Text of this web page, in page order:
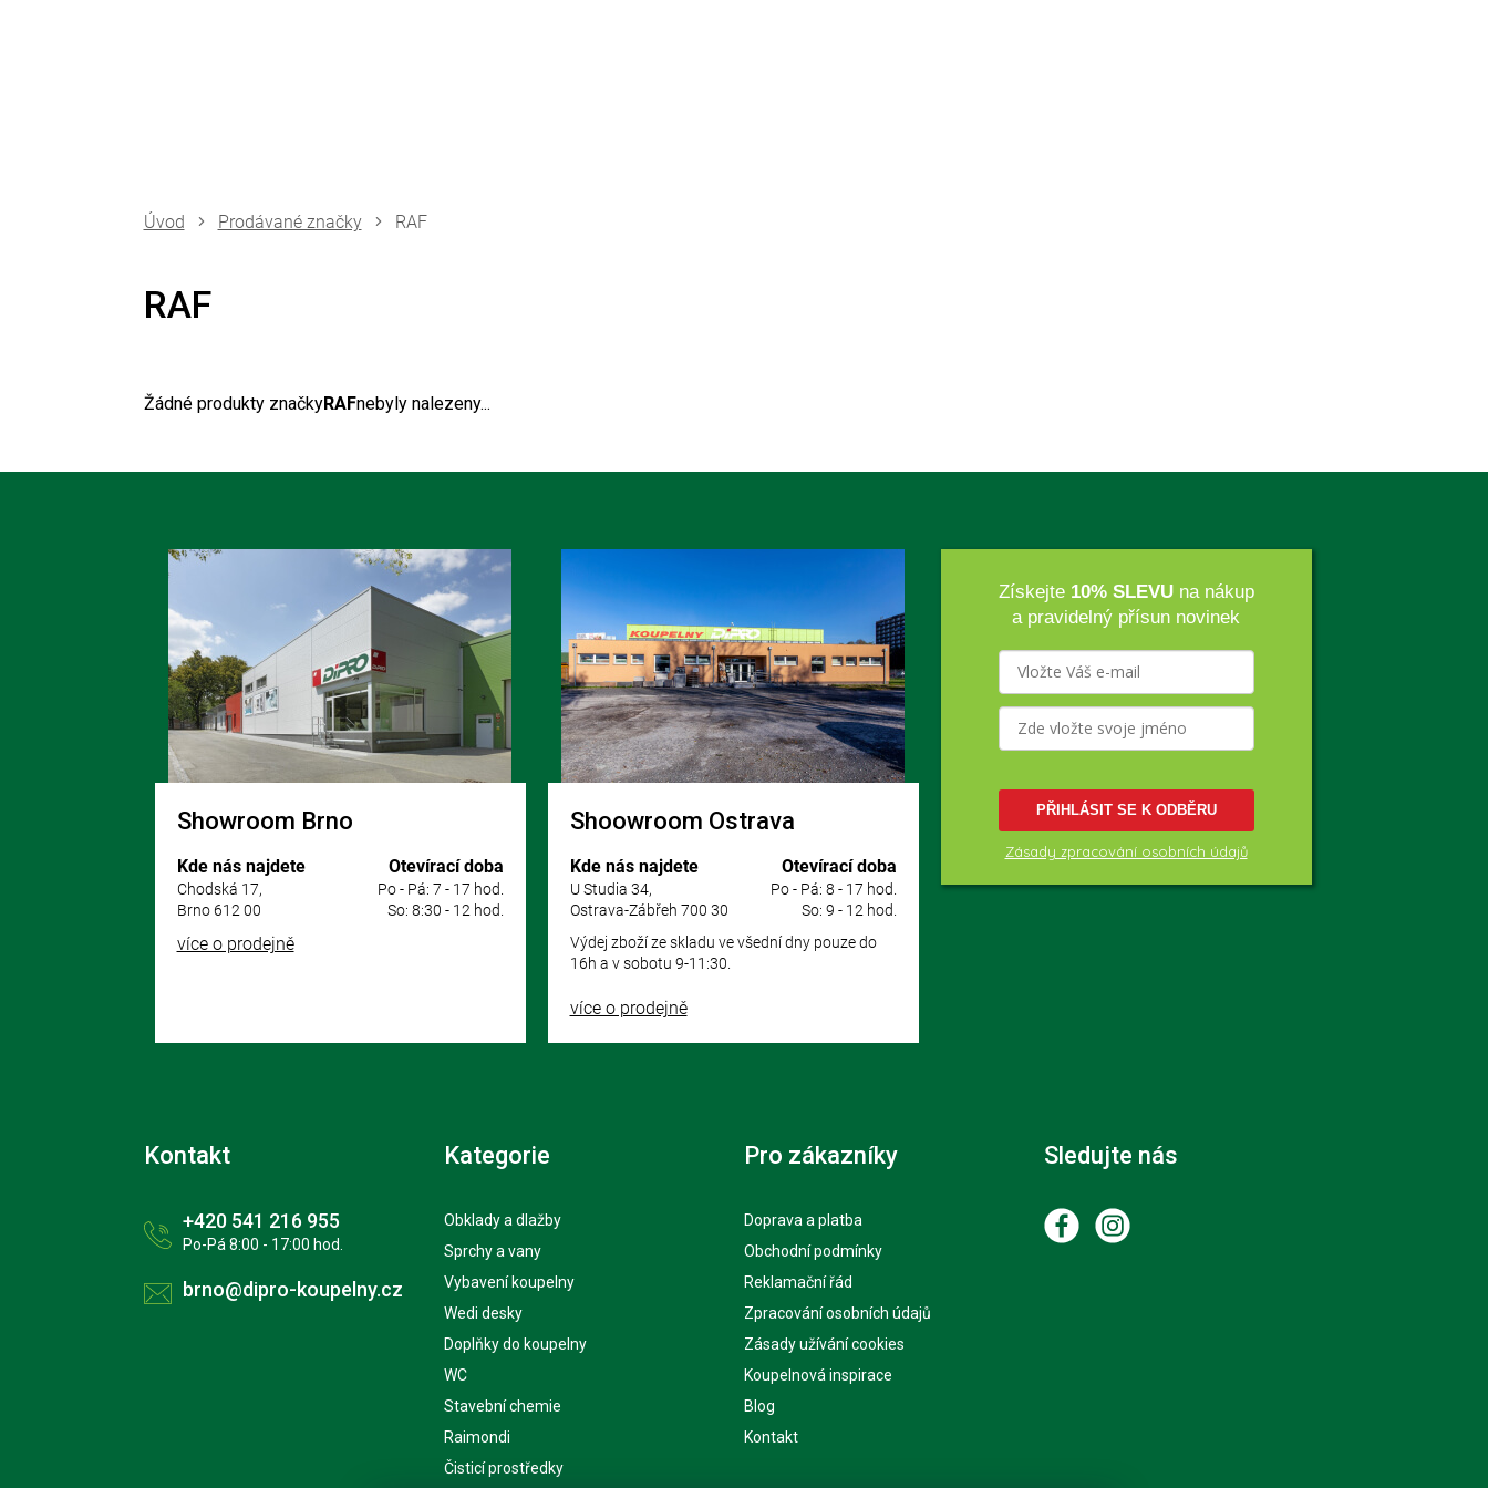
Prodávané značky RAF
RAF
Žádné produkty značkyRAFnebyly nalezeny...
Showroom Brno
Kde nás najdete
Chodská 17,
Brno 612 00
Otevírací doba
Po - Pá: 7 - 17 hod.
So: 8:30 - 12 hod.
více o prodejně
Shoowroom Ostrava
Kde nás najdete
U Studia 34,
Ostrava-Zábřeh 700 30
Otevírací doba
Po - Pá: 8 - 17 hod.
So: 9 - 12 hod.
Výdej zboží ze skladu ve všední dny pouze do
16h a v sobotu 9-11:30.
více o prodejně
Získejte 10% SLEVUna nákup
a pravidelný přísun novinek
PŘIHLÁSIT SE K ODBĚRU
Zásady zpracování osobních údajů
Kontakt
+420 541 216 955
Po-Pá 8:00 - 17:00 hod.
brno@dipro-koupelny.cz
Kategorie
Obklady a dlažby
Sprchy a vany
Vybavení koupelny
Wedi desky
Doplňky do koupelny
WC
Stavební chemie
Raimondi
Čisticí prostředky
Pro zákazníky
Doprava a platba
Obchodní podmínky
Reklamační řád
Zpracování osobních údajů
Zásady užívání cookies
Koupelnová inspirace
Blog
Kontakt
Sledujte nás